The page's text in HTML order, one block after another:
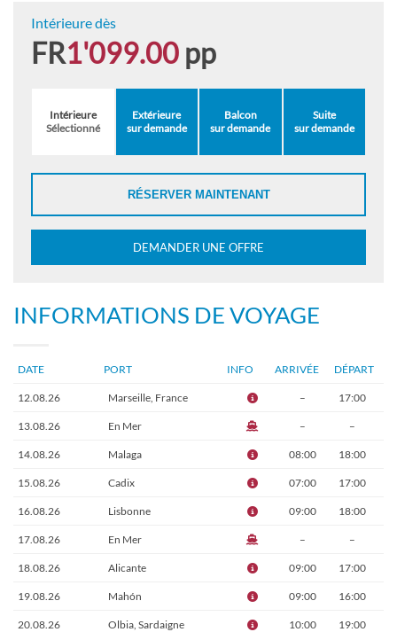
Intérieure dès
FR1'099.00 pp
Intérieure
Sélectionné
Extérieure
sur demande
Balcon
sur demande
Suite
sur demande
RÉSERVER MAINTENANT
DEMANDER UNE OFFRE
INFORMATIONS DE VOYAGE
DATE PORT INFO ARRIVÉE DÉPART
12.08.26 Marseille, France – 17:00
13.08.26 En Mer – –
14.08.26 Malaga 08:00 18:00
15.08.26 Cadix 07:00 17:00
16.08.26 Lisbonne 09:00 18:00
17.08.26 En Mer – –
18.08.26 Alicante 09:00 17:00
19.08.26 Mahón 09:00 16:00
20.08.26 Olbia, Sardaigne 10:00 19:00